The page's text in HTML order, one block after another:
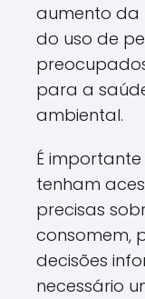
aumento da
do uso de
para a
ambiental.
É
tenham
precisas
consomem,
decisões
necessário